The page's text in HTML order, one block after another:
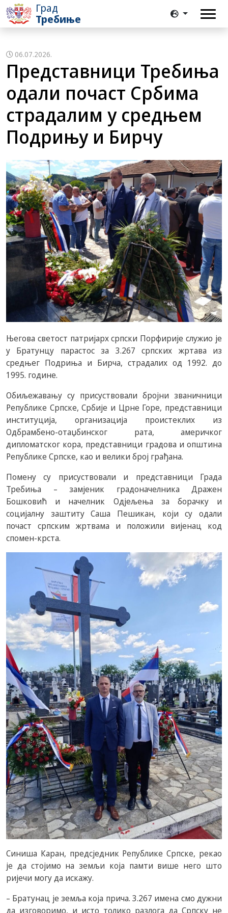
Град
Требиње
06.07.2026.
Представници Требиња
одали почаст Србима
страдалим у средњем
Подрињу и Бирчу
Његова светост патријарх српски Порфирије служио је
у Братунцу парастос за 3.267 српских жртава из
средњег Подриња и Бирча, страдалих од 1992. до
1995. године.
Обиљежавању су присуствовали бројни званичници
Републике Српске, Србије и Црне Горе, представници
институција, организација проистеклих из
Одбрамбено-отаџбинског рата, америчког
дипломатског кора, представници градова и општина
Републике Српске, као и велики број грађана.
Помену су присуствовали и представници Града
Требиња – замјеник градоначелника Дражен
Бошковић и начелник Одјељења за борачку и
социјалну заштиту Саша Пешикан, који су одали
почаст српским жртвама и положили вијенац код
спомен-крста.
Синиша Каран, предсједник Републике Српске, рекао
је да стојимо на земљи која памти више него што
ријечи могу да искажу.
– Братунац је земља која прича. 3.267 имена смо дужни
да изговоримо, и исто толико разлога да Српску не